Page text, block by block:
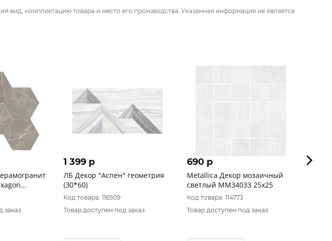
вид, комплектацию товара и место его производства. Указанная информация не является
заказ
1 399 p
ЛБ Декор "Аспен" геометрия
(30*60)
Код товара: 116509
Товар доступен под заказ
690 p
Metallica Декор мозаичный
светлый MM34033 25х25
Код товара: 114773
Товар доступен под заказ
1